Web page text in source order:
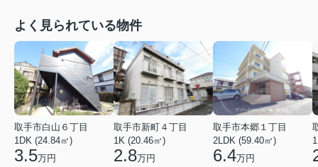
よく見られている物件
取手市白山６丁目
1DK (24.84㎡)
3.5万円
取手市新町４丁目
1K (20.46㎡)
2.8万円
取手市本郷１丁目
2LDK (59.40㎡)
6.4万円